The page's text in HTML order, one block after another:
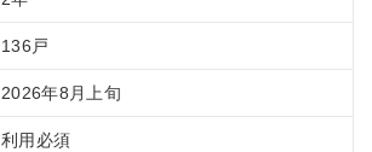
136戸
2026年8月上旬
利用必須